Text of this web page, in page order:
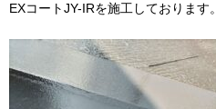
EXコートJY-IRを施工しております。